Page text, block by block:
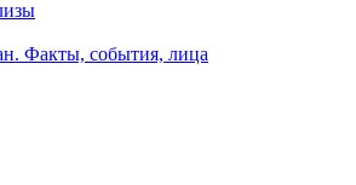
Факты, события, лица